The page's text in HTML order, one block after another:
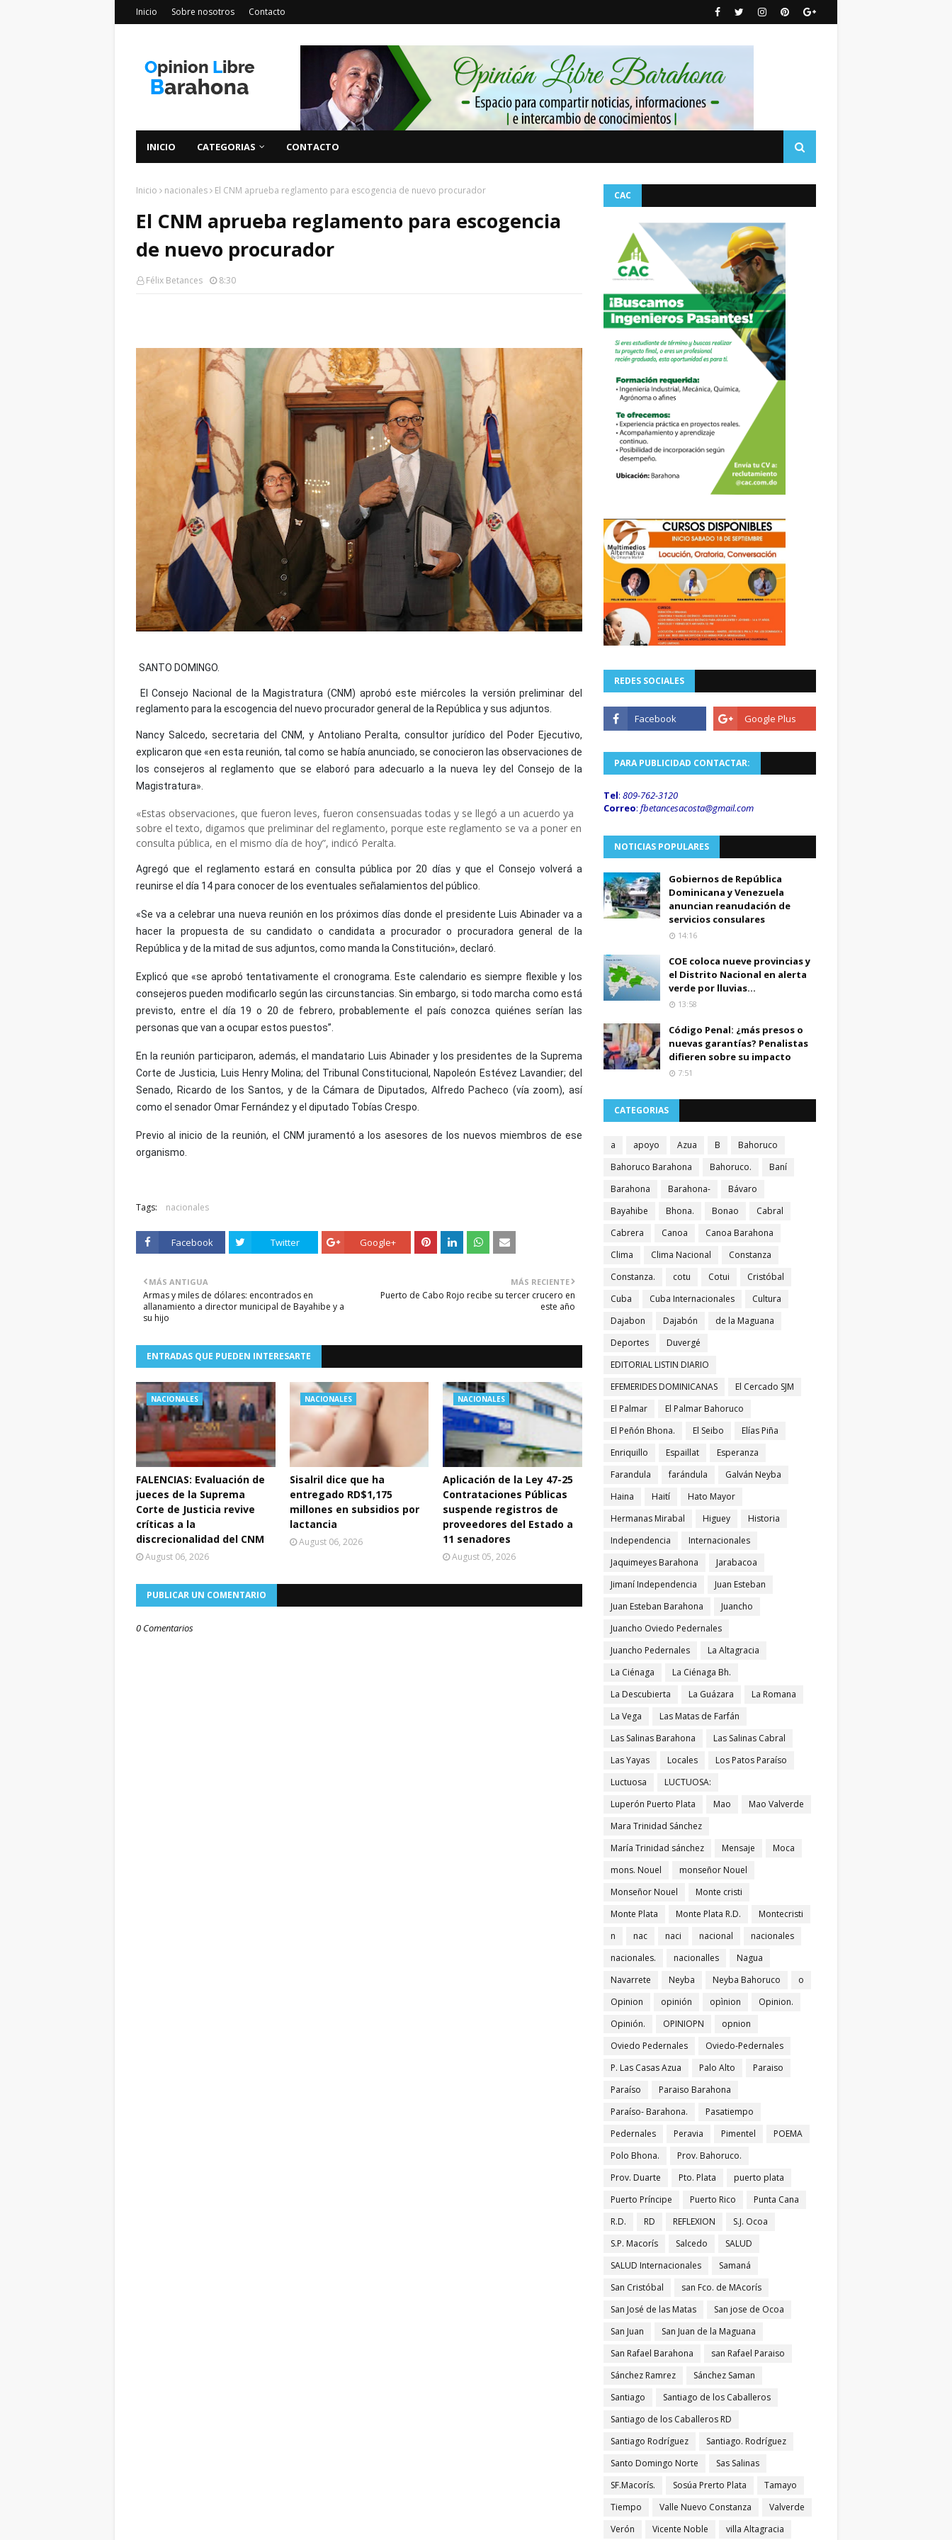
Inicio Sobre nosotros Contacto
INICIO CATEGORIAS CONTACTO
Inicio nacionales El CNM aprueba reglamento para escogencia de nuevo procurador
El CNM aprueba reglamento para escogencia
de nuevo procurador
Félix Betances 8:30
SANTO DOMINGO.
El Consejo Nacional de la Magistratura (CNM) aprobó este miércoles la versión preliminar del
reglamento para la escogencia del nuevo procurador general de la República y sus adjuntos.
Nancy Salcedo, secretaria del CNM, y Antoliano Peralta, consultor jurídico del Poder Ejecutivo,
explicaron que «en esta reunión, tal como se había anunciado, se conocieron las observaciones de
los consejeros al reglamento que se elaboró para adecuarlo a la nueva ley del Consejo de la
Magistratura».
«Estas observaciones, que fueron leves, fueron consensuadas todas y se llegó a un acuerdo ya
sobre el texto, digamos que preliminar del reglamento, porque este reglamento se va a poner en
consulta pública, en el mismo día de hoy”, indicó Peralta.
Agregó que el reglamento estará en consulta pública por 20 días y que el Consejo volverá a
reunirse el día 14 para conocer de los eventuales señalamientos del público.
«Se va a celebrar una nueva reunión en los próximos días donde el presidente Luis Abinader va a
hacer la propuesta de su candidato o candidata a procurador o procuradora general de la
República y de la mitad de sus adjuntos, como manda la Constitución», declaró.
Explicó que «se aprobó tentativamente el cronograma. Este calendario es siempre flexible y los
consejeros pueden modificarlo según las circunstancias. Sin embargo, si todo marcha como está
previsto, entre el día 19 o 20 de febrero, probablemente el país conozca quiénes serían las
personas que van a ocupar estos puestos”.
En la reunión participaron, además, el mandatario Luis Abinader y los presidentes de la Suprema
Corte de Justicia, Luis Henry Molina; del Tribunal Constitucional, Napoleón Estévez Lavandier; del
Senado, Ricardo de los Santos, y de la Cámara de Diputados, Alfredo Pacheco (vía zoom), así
como el senador Omar Fernández y el diputado Tobías Crespo.
Previo al inicio de la reunión, el CNM juramentó a los asesores de los nuevos miembros de ese
organismo.
Tags: nacionales
Facebook Twitter Google+
MÁS RECIENTE
Puerto de Cabo Rojo recibe su tercer crucero en
este año
MÁS ANTIGUA
Armas y miles de dólares: encontrados en
allanamiento a director municipal de Bayahibe y a
su hijo
ENTRADAS QUE PUEDEN INTERESARTE
NACIONALES
FALENCIAS: Evaluación de
jueces de la Suprema
Corte de Justicia revive
críticas a la
discrecionalidad del CNM
August 06, 2026
NACIONALES
Sisalril dice que ha
entregado RD$1,175
millones en subsidios por
lactancia
August 06, 2026
NACIONALES
Aplicación de la Ley 47-25
Contrataciones Públicas
suspende registros de
proveedores del Estado a
11 senadores
August 05, 2026
PUBLICAR UN COMENTARIO
0 Comentarios
CAC
REDES SOCIALES
PARA PUBLICIDAD CONTACTAR:
Tel: 809-762-3120
Correo: fbetancesacosta@gmail.com
NOTICIAS POPULARES
Gobiernos de República
Dominicana y Venezuela
anuncian reanudación de
servicios consulares
14:16
COE coloca nueve provincias y
el Distrito Nacional en alerta
verde por lluvias...
13:58
Código Penal: ¿más presos o
nuevas garantías? Penalistas
difieren sobre su impacto
7:51
CATEGORIAS
a apoyo Azua B
Bahoruco
Bahoruco Barahona
Bahoruco.
Baní
Barahona
Barahona-
Bávaro
Bayahibe
Bhona. Bonao
Cabral
Cabrera
Canoa
Canoa Barahona
Clima
Clima Nacional
Constanza
Constanza.
cotu Cotui
Cristóbal
Cuba
Cuba Internacionales
Cultura
Dajabon
Dajabón
de la Maguana
Deportes
Duvergé
EDITORIAL LISTIN DIARIO
EFEMERIDES DOMINICANAS
El Cercado SJM
El Palmar
El Palmar Bahoruco
El Peñón Bhona.
El Seibo
Elías Piña
Enriquillo
Espaillat
Esperanza
Farandula
farándula
Galván Neyba
Haina
Haití
Hato Mayor
Hermanas Mirabal
Higuey
Historia
Independencia
Internacionales
Jaquimeyes Barahona
Jarabacoa
Jimaní Independencia
Juan Esteban
Juan Esteban Barahona
Juancho
Juancho Oviedo Pedernales
Juancho Pedernales
La Altagracia
La Ciénaga
La Ciénaga Bh.
La Descubierta
La Guázara
La Romana
La Vega
Las Matas de Farfán
Las Salinas Barahona
Las Salinas Cabral
Las Yayas
Locales
Los Patos Paraíso
Luctuosa
LUCTUOSA:
Luperón Puerto Plata
Mao
Mao Valverde
Mara Trinidad Sánchez
María Trinidad sánchez
Mensaje
Moca
mons. Nouel
monseñor Nouel
Monseñor Nouel
Monte cristi
Monte Plata
Monte Plata R.D.
Montecristi
n
nac naci nacional
nacionales
nacionales.
nacionalles
Nagua
Navarrete
Neyba Neyba Bahoruco
o
Opinion
opinión opìnion
Opinion.
Opinión.
OPINIOPN
opnion
Oviedo Pedernales
Oviedo-Pedernales
P. Las Casas Azua
Palo Alto
Paraiso
Paraíso
Paraiso Barahona
Paraíso- Barahona.
Pasatiempo
Pedernales
Peravia Pimentel
POEMA
Polo Bhona.
Prov. Bahoruco.
Prov. Duarte
Pto. Plata
puerto plata
Puerto Príncipe
Puerto Rico
Punta Cana
R.D.
RD REFLEXION
S.J. Ocoa
S.P. Macorís
Salcedo
SALUD
SALUD Internacionales
Samaná
San Cristóbal
san Fco. de MAcorís
San José de las Matas
San jose de Ocoa
San Juan
San Juan de la Maguana
San Rafael Barahona
san Rafael Paraiso
Sánchez Ramrez
Sánchez Saman
Santiago
Santiago de los Caballeros
Santiago de los Caballeros RD
Santiago Rodríguez
Santiago. Rodríguez
Santo Domingo Norte
Sas Salinas
SF.Macorís.
Sosúa Prerto Plata
Tamayo
Tiempo
Valle Nuevo Constanza
Valverde
Verón
Vicente Noble villa Altagracia